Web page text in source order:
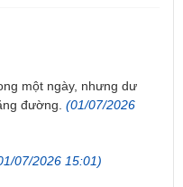
một ngày, nhưng dư
đường. (01/07/2026
07/2026 15:01)